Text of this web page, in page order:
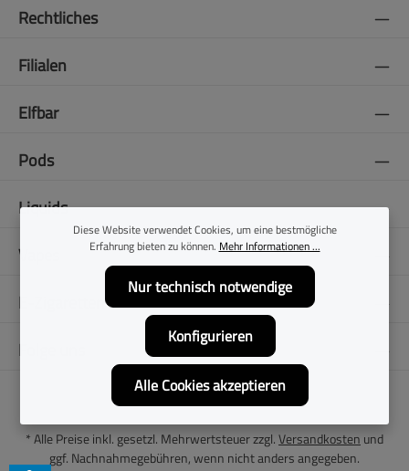
Rechtliches
Filialen
Elfbar
Pods
Liquids
Vapes
E-Zigaretten
Folge uns
* Alle Preise inkl. gesetzl. Mehrwertsteuer zzgl.Versandkosten und
ggf. Nachnahmegebühren, wenn nicht anders angegeben.
Diese Website verwendet Cookies, um eine bestmögliche
Erfahrung bieten zu können. Mehr Informationen ...
Nur technisch notwendige
Konfigurieren
Alle Cookies akzeptieren